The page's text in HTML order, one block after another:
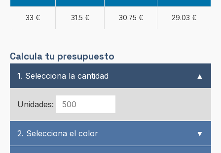
33 € 31.5 € 30.75 € 29.03 €
Calcula tu presupuesto
1. Selecciona la cantidad ▲
Unidades:
2. Selecciona el color ▼